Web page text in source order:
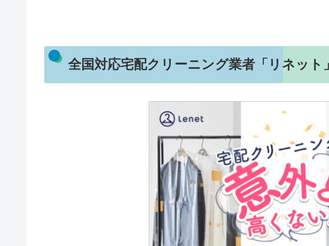
全国対応宅配クリーニング業者「リネット」